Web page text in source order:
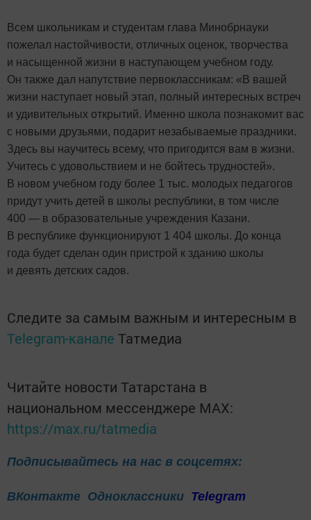
Всем школьникам и студентам глава Минобрнауки
пожелал настойчивости, отличных оценок, творчества
и насыщенной жизни в наступающем учебном году.
Он также дал напутствие первоклассникам: «В вашей
жизни наступает новый этап, полный интересных встреч
и удивительных открытий. Именно школа познакомит вас
с новыми друзьями, подарит незабываемые праздники.
Здесь вы научитесь всему, что пригодится вам в жизни.
Учитесь с удовольствием и не бойтесь трудностей».
В новом учебном году более 1 тыс. молодых педагогов
придут учить детей в школы республики, в том числе
400 — в образовательные учреждения Казани.
В республике функционируют 1 404 школы. До конца
года будет сделан один пристрой к зданию школы
и девять детских садов.
Следите за самым важным и интересным в
Telegram-канале Татмедиа
Читайте новости Татарстана в
национальном мессенджере MАХ:
https://max.ru/tatmedia
Подписывайтесь на нас в соцсетях:
ВКонтакте Одноклассники Telegram